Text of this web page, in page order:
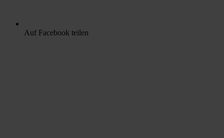
Auf Facebook teilen